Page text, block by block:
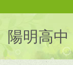
陽明高